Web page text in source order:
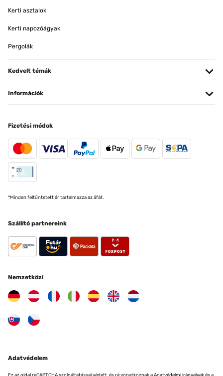
Kerti asztalok
Kerti napozóágyak
Pergolák
Kedvelt témák
Információk
Fizetési módok
*Minden feltüntetett ár tartalmazza az áfát.
Szállító partnereink
Nemzetközi
Adatvédelem
Ez az oldal reCAPTCHA szolgáltatással védett, és rá vonatkoznak aAdatvédelmi irányelvekés a